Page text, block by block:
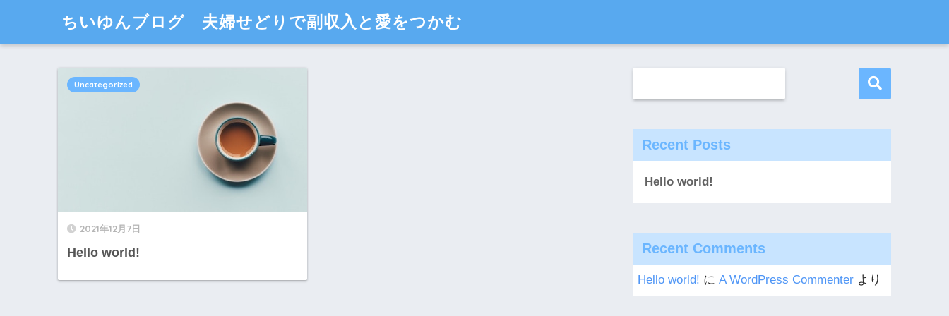
ちいゆんブログ 夫婦せどりで副収入と愛をつかむ
2021年12月7日
Hello world!
Uncategorized
Recent Posts
Hello world!
Recent Comments
Hello world! にA WordPress Commenter より